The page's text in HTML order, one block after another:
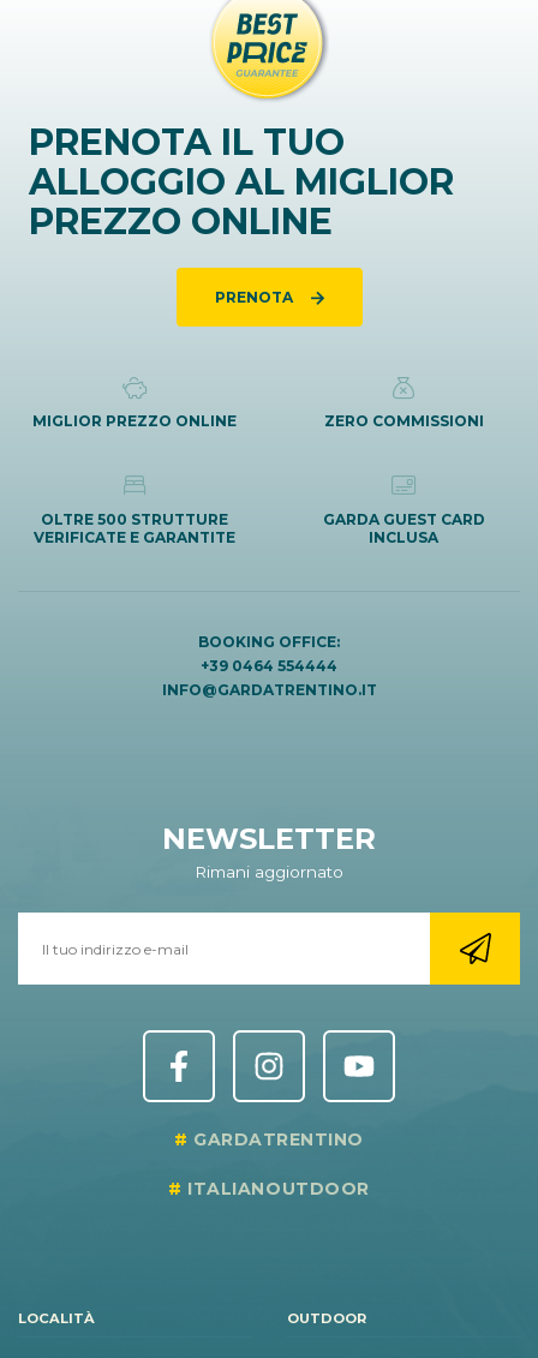
PRENOTA IL TUO
ALLOGGIO AL MIGLIOR
PREZZO ONLINE
PRENOTA
MIGLIOR PREZZO ONLINE ZERO COMMISSIONI
OLTRE 500 STRUTTURE
VERIFICATE E GARANTITE
GARDA GUEST CARD
INCLUSA
BOOKING OFFICE:
+39 0464 554444
INFO@GARDATRENTINO.IT
NEWSLETTER
Rimani aggiornato
GARDATRENTINO
ITALIANOUTDOOR
LOCALITÀ OUTDOOR